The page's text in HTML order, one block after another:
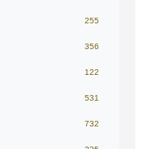
255
356
122
531
732